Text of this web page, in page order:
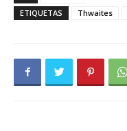
ETIQUETAS
Thwaites